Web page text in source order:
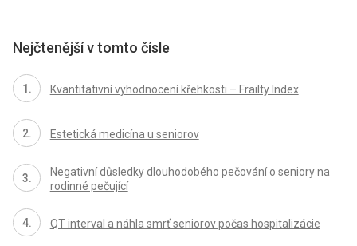
Nejčtenější v tomto čísle
Kvantitativní vyhodnocení křehkosti – Frailty Index
Estetická medicína u seniorov
Negativní důsledky dlouhodobého pečování o seniory na
rodinné pečující
QT interval a náhla smrť seniorov počas hospitalizácie